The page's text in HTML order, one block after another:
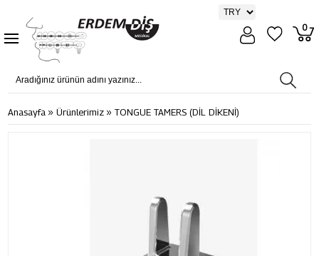
0
Anasayfa » Ürünlerimiz » TONGUE TAMERS (DİL DİKENİ)